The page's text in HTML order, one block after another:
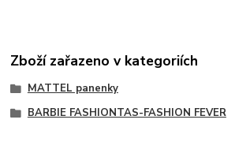
Zboží zařazeno v kategoriích
MATTEL panenky
BARBIE FASHIONTAS-FASHION FEVER